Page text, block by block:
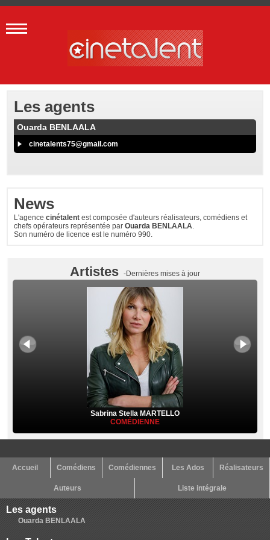
News
L'agencecinétalent est composée d'auteurs réalisateurs, comédiens et
chefs opérateurs représentée parOuarda BENLAALA.
Son numéro de licence est le numéro 990.
Les agents
Ouarda BENLAALA
cinetalents75@gmail.com
Artistes -Dernières mises à jour
Sabrina Stella MARTELLO
COMÉDIENNE
Accueil Comédiens Comédiennes Les Ados Réalisateurs
Auteurs Liste intégrale
Les agents
Ouarda BENLAALA